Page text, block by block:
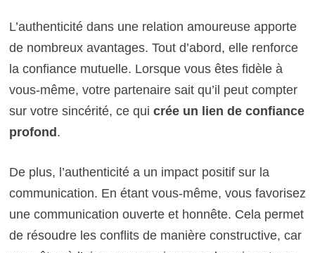
L’authenticité dans une relation amoureuse apporte
de nombreux avantages. Tout d’abord, elle renforce
la confiance mutuelle. Lorsque vous êtes fidèle à
vous-même, votre partenaire sait qu’il peut compter
sur votre sincérité, ce qui crée un lien de confiance
profond .
De plus, l’authenticité a un impact positif sur la
communication. En étant vous-même, vous favorisez
une communication ouverte et honnête. Cela permet
de résoudre les conflits de manière constructive, car